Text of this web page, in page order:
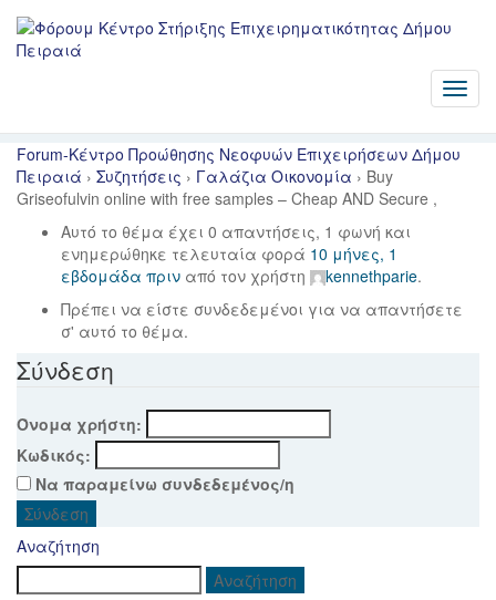
Buy Griseofulvin online with
Forum-Κέντρο Προώθησης Νεοφυών Επιχειρήσεων Δήμου
Πειραιά › Συζητήσεις › Γαλάζια Οικονομία › Buy
Griseofulvin online with free samples – Cheap AND Secure ,
Αυτό το θέμα έχει 0 απαντήσεις, 1 φωνή και
ενημερώθηκε τελευταία φορά 10 μήνες, 1
εβδομάδα πριν από τον χρήστη kennethparie.
Πρέπει να είστε συνδεδεμένοι για να απαντήσετε
σ' αυτό το θέμα.
Σύνδεση
Όνομα χρήστη:
Κωδικός:
Να παραμείνω συνδεδεμένος/η
Σύνδεση
Αναζήτηση